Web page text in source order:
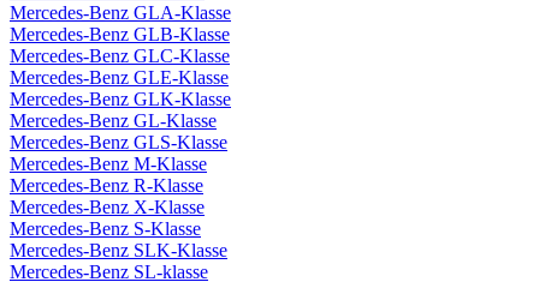
Mercedes-Benz GLA-Klasse
Mercedes-Benz GLB-Klasse
Mercedes-Benz GLC-Klasse
Mercedes-Benz GLE-Klasse
Mercedes-Benz GLK-Klasse
Mercedes-Benz GL-Klasse
Mercedes-Benz GLS-Klasse
Mercedes-Benz M-Klasse
Mercedes-Benz R-Klasse
Mercedes-Benz X-Klasse
Mercedes-Benz S-Klasse
Mercedes-Benz SLK-Klasse
Mercedes-Benz SL-klasse